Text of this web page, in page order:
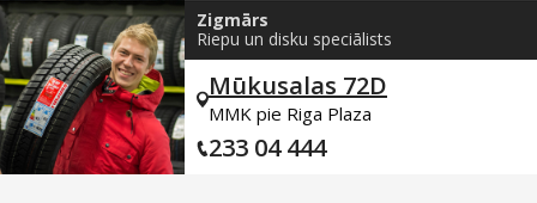
Zigmārs
Riepu un disku speciālists
Mūkusalas 72D
MMK pie Riga Plaza
233 04 444